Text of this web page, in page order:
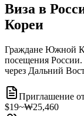
Виза в
Кореи
Граждане Южной
посещения России.
через Дальний
Приглашение
$19~₩25,460